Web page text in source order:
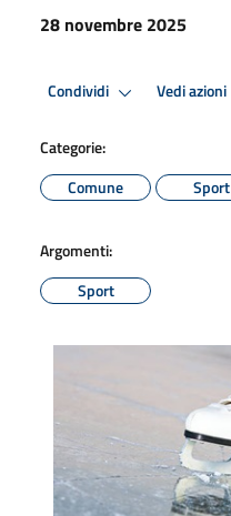
28 novembre 2025
Condividi Vedi azioni
Categorie:
Comune
Sport
Argomenti:
Sport